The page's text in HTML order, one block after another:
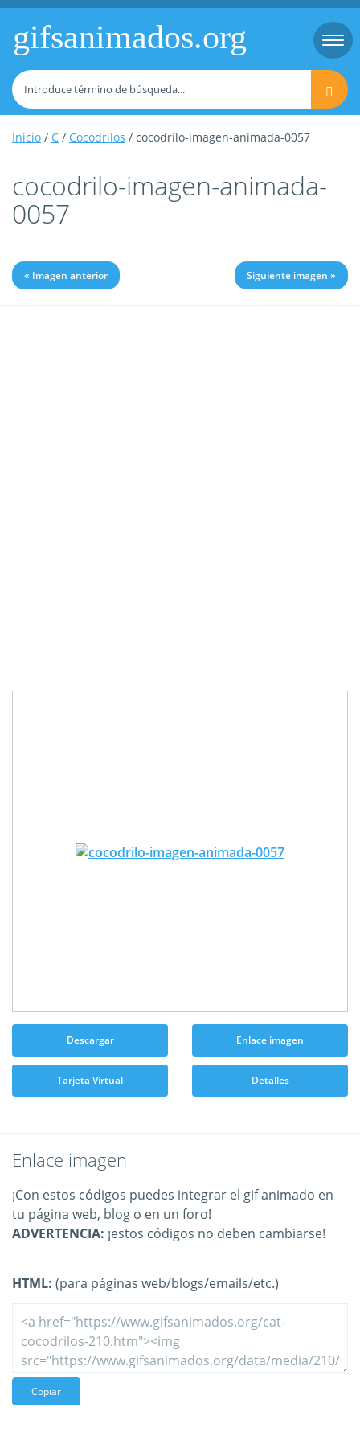
gifsanimados.org
Inicio / C / Cocodrilos / cocodrilo-imagen-animada-0057
cocodrilo-imagen-animada-
0057
« Imagen anterior Siguiente imagen »
Descargar Enlace imagen
Tarjeta Virtual Detalles
Enlace imagen
¡Con estos códigos puedes integrar el gif animado en
tu página web, blog o en un foro!
ADVERTENCIA: ¡estos códigos no deben cambiarse!
HTML: (para páginas web/blogs/emails/etc.)
Copiar